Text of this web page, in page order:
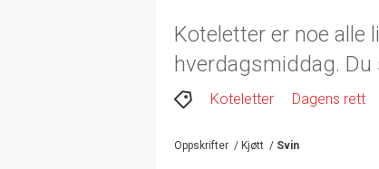
Koteletter er noe alle
hverdagsmiddag.
Koteletter Dagens rett
Oppskrifter / Kjøtt / Svin